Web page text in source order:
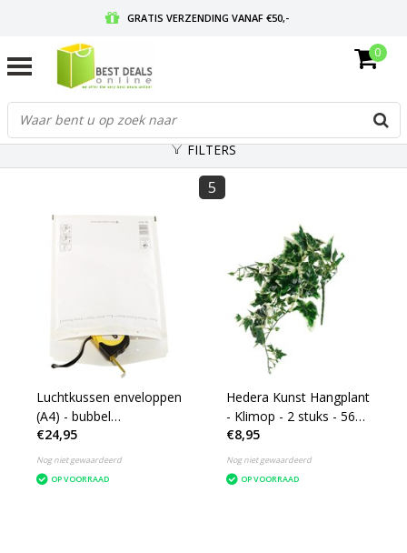
GRATIS VERZENDING VANAF €50,-
GRATIS RETOURNEREN EN 30 DAGEN BEDENKTIJD
0
FILTERS
5
Luchtkussen enveloppen
(A4) - bubbel
enveloppen 220x340mm
(G17) - 100 stuks
€24,95
Nog niet gewaardeerd
OP VOORRAAD
Hedera Kunst Hangplant
- Klimop - 2 stuks - 56
cm - Nep planten
€8,95
Nog niet gewaardeerd
OP VOORRAAD